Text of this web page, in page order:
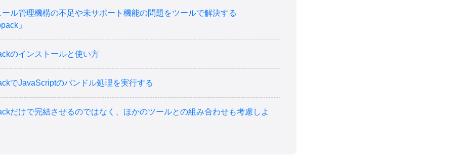
ール管理機構の不足や未サポート機能の問題をツールで解決する
」
のインストールと使い方
でJavaScriptのバンドル処理を実行する
だけで完結させるのではなく、ほかのツールとの組み合わせも考慮しよ